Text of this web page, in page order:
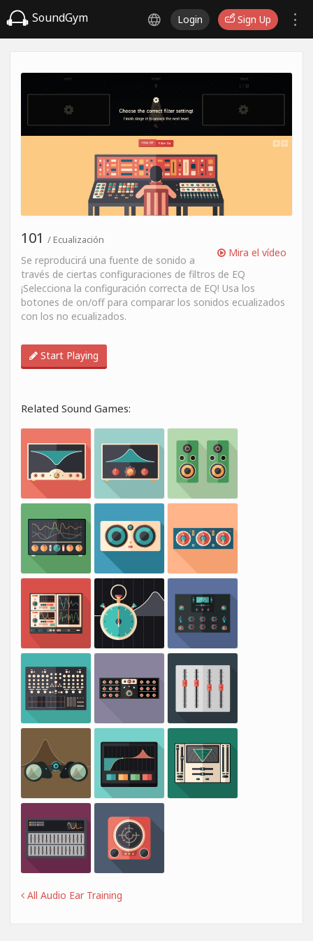
SoundGym Login Sign Up
Mira el vídeo
101 / Ecualización
Se reproducirá una fuente de sonido a
través de ciertas configuraciones de filtros de EQ
¡Selecciona la configuración correcta de EQ! Usa los
botones de on/off para comparar los sonidos ecualizados
con los no ecualizados.
Start Playing
Related Sound Games:
All Audio Ear Training